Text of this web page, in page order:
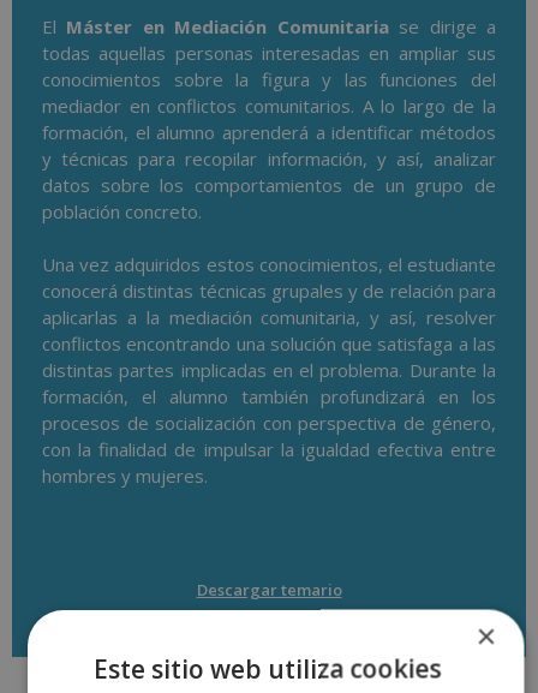
El Máster en Mediación Comunitariase dirige a
todas aquellas personas interesadas en ampliar sus
conocimientos sobre la figura y las funciones del
mediador en conflictos comunitarios. A lo largo de la
formación, el alumno aprenderá a identificar métodos
y técnicas para recopilar información, y así, analizar
datos sobre los comportamientos de un grupo de
población concreto.
Una vez adquiridos estos conocimientos, el estudiante
conocerá distintas técnicas grupales y de relación para
aplicarlas a la mediación comunitaria, y así, resolver
conflictos encontrando una solución que satisfaga a las
distintas partes implicadas en el problema. Durante la
formación, el alumno también profundizará en los
procesos de socialización con perspectiva de género,
con la finalidad de impulsar la igualdad efectiva entre
hombres y mujeres.
Descargar temario
×
Este sitio web utiliza cookies